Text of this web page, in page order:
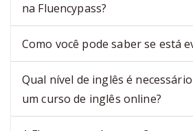
na Fluencypass?
Como você pode saber se está
Qual nível de inglês é
um curso de inglês online?